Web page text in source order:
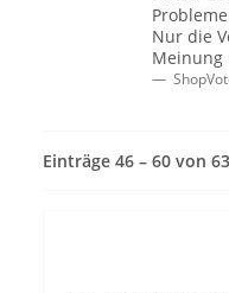
Nur die
Meinung
Einträge 46 – 60 von 63